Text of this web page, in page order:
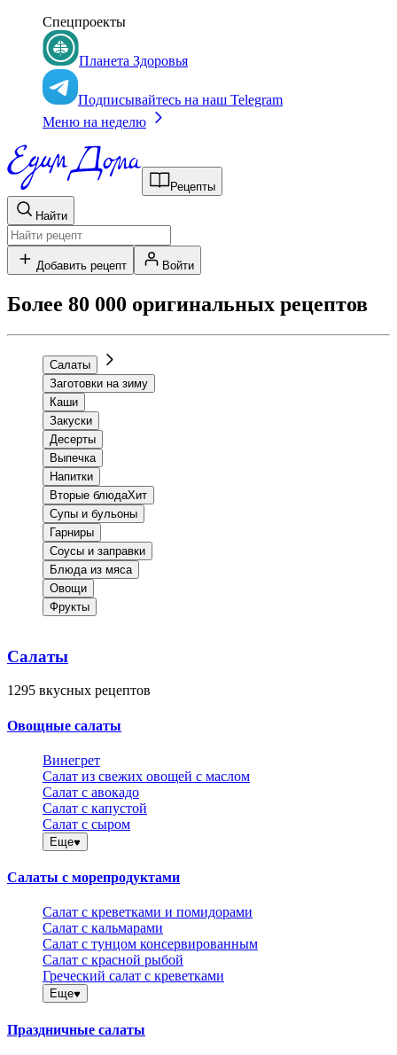
Спецпроекты
Планета Здоровья
Подписывайтесь на наш Telegram
Меню на неделю
Рецепты
Найти
Добавить рецепт Войти
Более 80 000 оригинальных рецептов
Салаты
Заготовки на зиму
Каши
Закуски
Десерты
Выпечка
Напитки
Вторые блюдаХит
Супы и бульоны
Гарниры
Соусы и заправки
Блюда из мяса
Овощи
Фрукты
Салаты
1295 вкусных рецептов
Овощные салаты
Винегрет
Салат из свежих овощей с маслом
Салат с авокадо
Салат с капустой
Салат с сыром
Еще
Салаты с морепродуктами
Салат с креветками и помидорами
Салат с кальмарами
Салат с тунцом консервированным
Салат с красной рыбой
Греческий салат с креветками
Еще
Праздничные салаты